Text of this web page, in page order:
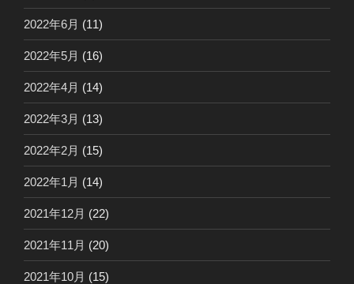
2022年6月 (11)
2022年5月 (16)
2022年4月 (14)
2022年3月 (13)
2022年2月 (15)
2022年1月 (14)
2021年12月 (22)
2021年11月 (20)
2021年10月 (15)